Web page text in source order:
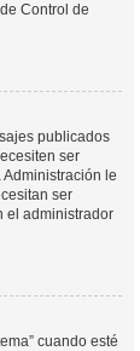
Control de
publicados
ser
le
ser
el administrador
cuando esté